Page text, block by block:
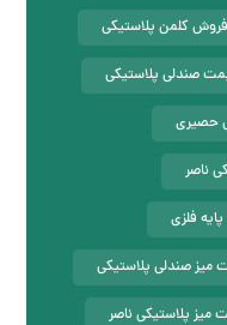
فروش کلمن پلاستیکی
صندلی پلاستیکی
حصیری
ناصر
فلزی
میز صندلی پلاستیکی
میز پلاستیکی ناصر